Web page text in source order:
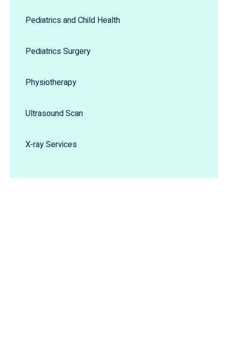
Pediatrics and Child Health
Pediatrics Surgery
Physiotherapy
Ultrasound Scan
X-ray Services